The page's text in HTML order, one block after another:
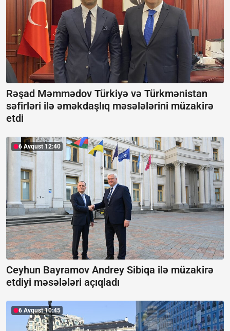
Rəşad Məmmədov Türkiyə və Türkmənistan
səfirləri ilə əməkdaşlıq məsələlərini müzakirə
etdi
6 Avqust 12:40
Ceyhun Bayramov Andrey Sibiqa ilə müzakirə
etdiyi məsələləri açıqladı
6 Avqust 10:45